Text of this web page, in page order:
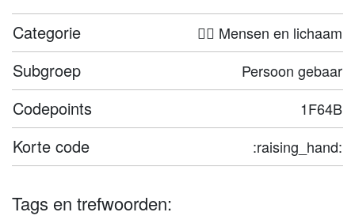
Categorie 🤦‍♀️ Mensen en lichaam
Subgroep Persoon gebaar
Codepoints 1F64B
Korte code :raising_hand:
Tags en trefwoorden: